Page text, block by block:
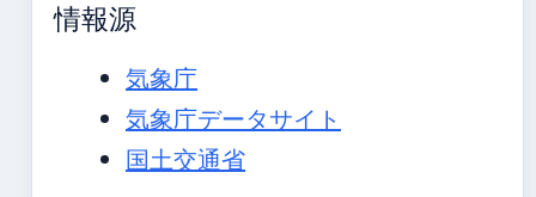
情報源
気象庁
気象庁データサイト
国土交通省